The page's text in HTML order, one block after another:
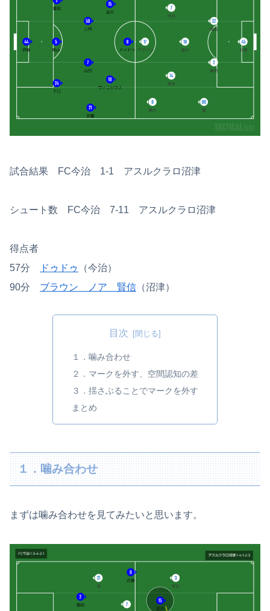
試合結果 FC今治 1-1 アスルクラロ沼津
シュート数 FC今治 7-11 アスルクラロ沼津
得点者
57分
ドゥドゥ
（今治）
90分 ブラウン ノア 賢信 （沼津）
目次
１．噛み合わせ
２．マークを外す、空間認知の差
３．揺さぶることでマークを外す
まとめ
１．噛み合わせ
まずは噛み合わせを見てみたいと思います。